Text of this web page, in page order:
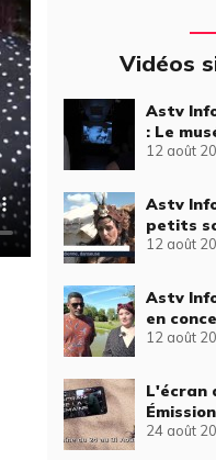
Vidéos
Astv
: Le
12 août
Astv
petits
amis au
12 août
Astv
en
public
12 août
L'écran
24 août